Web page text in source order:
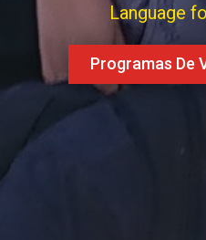
Language
Programas De